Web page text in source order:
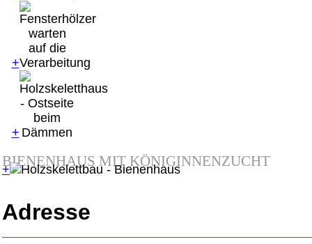
+
+
BIENENHAUS MIT KÖNIGINNENZUCHT
+
Adresse